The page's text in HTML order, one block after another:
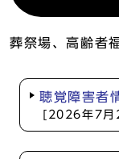
葬祭場、高齢者
聴覚障害者
[2026年7月